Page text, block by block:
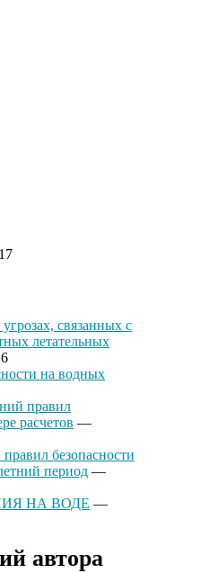
связанных с
летательных
на водных
правил
расчетов —
безопасности
период —
НА ВОДЕ —
автора